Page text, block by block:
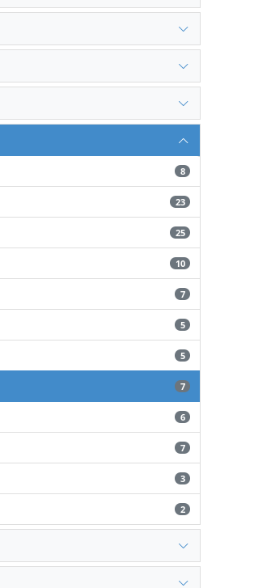
8
23
25
10
7
5
5
7
6
7
3
2